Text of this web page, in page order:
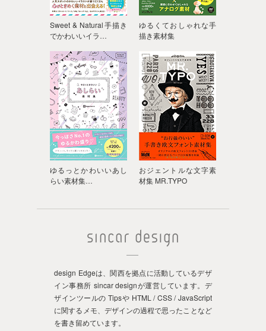
Sweet & Natural手描き
でかわいいイラ…
ゆるくておしゃれな手
描き素材集
ゆるっとかわいいあし
らい素材集…
おジェントルな文字素
材集 MR.TYPO
design Edgeは、関西を拠点に活動しているデザ
イン事務所 sincar designが運営しています。デ
ザインツールの Tipsや HTML / CSS / JavaScript
に関するメモ、デザインの過程で思ったことなど
を書き留めています。